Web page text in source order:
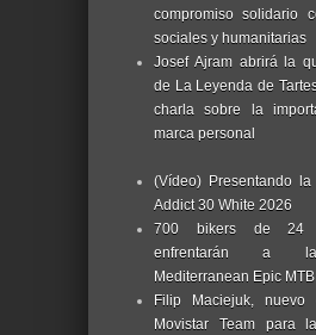
compromiso solidario
sociales y humanitarias
Josef Ajram abrirá la
de La Leyenda de
charla sobre la
marca personal
(Vídeo) Presentando
Addict 30 White 2026
700 bikers de 24
enfrentarán a
Mediterranean Epic
Filip Maciejuk, nuevo
Movistar Team para